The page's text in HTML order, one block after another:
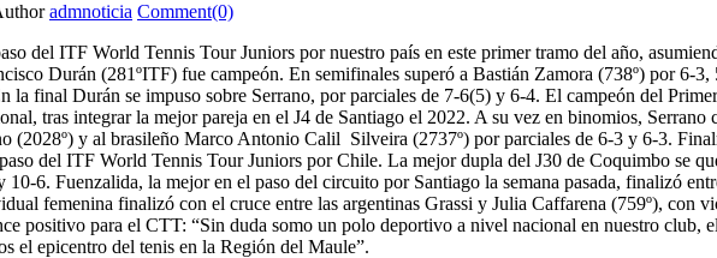
admnoticia Comment(0)
del ITF World Tennis Tour Juniors por nuestro país en este primer tramo del año,
Durán (281ºITF) fue campeón. En semifinales superó a Bastián Zamora (738º) por 6-
la final Durán se impuso sobre Serrano, por parciales de 7-6(5) y 6-4. El campeón del
tras integrar la mejor pareja en el J4 de Santiago el 2022. A su vez en binomios,
(2028º) y al brasileño Marco Antonio Calil Silveira (2737º) por parciales de 6-3 y 6-3.
del ITF World Tennis Tour Juniors por Chile. La mejor dupla del J30 de Coquimbo se
6. Fuenzalida, la mejor en el paso del circuito por Santiago la semana pasada, finalizó
femenina finalizó con el cruce entre las argentinas Grassi y Julia Caffarena (759º), con
positivo para el CTT: “Sin duda somo un polo deportivo a nivel nacional en nuestro club,
el epicentro del tenis en la Región del Maule”.